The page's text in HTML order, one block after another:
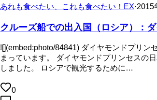
あれも食べたい、これも食べたい！EX·2015
クルーズ船での出入国（ロシア）：
![](embed:photo/84841) ダイヤモンドプリ
まっています。 ダイヤモンドプリンセスの
しました。 ロシアで観光するために…
0